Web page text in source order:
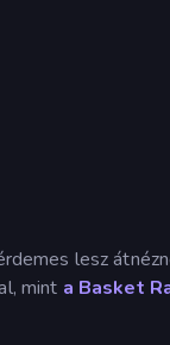
lesz
mint a Basket